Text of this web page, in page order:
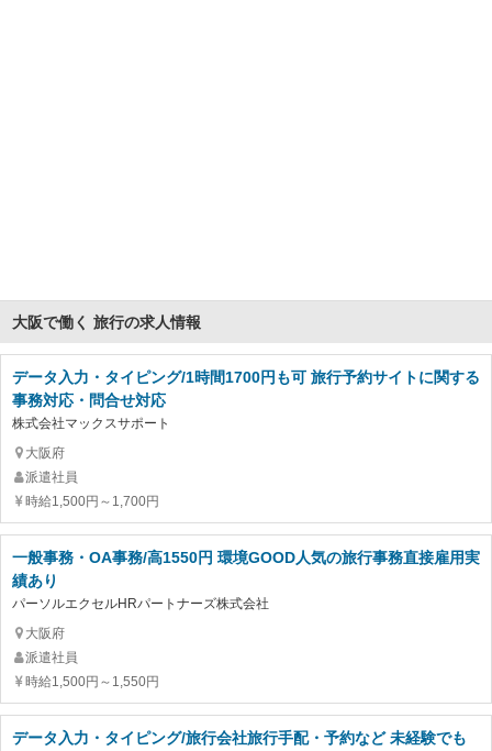
大阪で働く 旅行の求人情報
データ入力・タイピング/1時間1700円も可 旅行予約サイトに関する
事務対応・問合せ対応
株式会社マックスサポート
大阪府
派遣社員
時給1,500円～1,700円
一般事務・OA事務/高1550円 環境GOOD人気の旅行事務直接雇用実
績あり
パーソルエクセルHRパートナーズ株式会社
大阪府
派遣社員
時給1,500円～1,550円
データ入力・タイピング/旅行会社旅行手配・予約など 未経験でも